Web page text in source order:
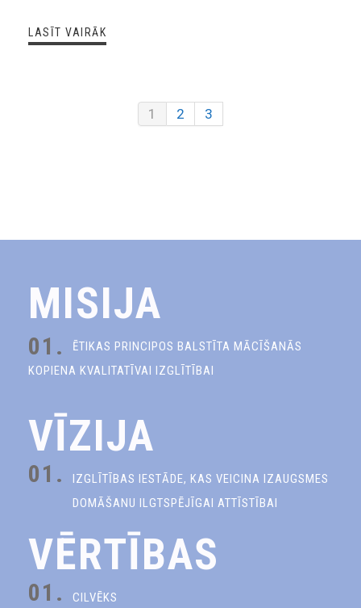
LASĪT VAIRĀK
1 2 3
MISIJA
01.
ĒTIKAS PRINCIPOS BALSTĪTA MĀCĪŠANĀS
KOPIENA KVALITATĪVAI IZGLĪTĪBAI
VĪZIJA
01.
IZGLĪTĪBAS IESTĀDE, KAS VEICINA IZAUGSMES
DOMĀŠANU ILGTSPĒJĪGAI ATTĪSTĪBAI
VĒRTĪBAS
01. CILVĒKS